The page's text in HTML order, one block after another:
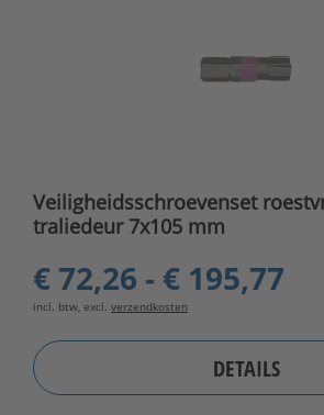
Veiligheidsschroevenset
traliedeur 7x105 mm
€ 72,26 - € 195,77
incl. btw, excl. verzendkosten
DETAILS